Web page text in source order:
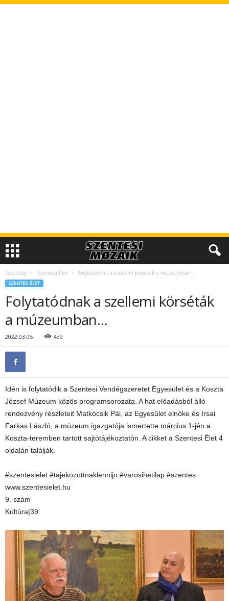
Kezdőlap Szentesi Élet Folytatódnak a szellemi körséták a múzeumban…
SZENTESI ÉLET
Folytatódnak a szellemi körséták
a múzeumban…
2022.03.05. 439
Idén is folytatódik a Szentesi Vendégszeretet Egyesület és a Koszta
József Múzeum közös programsorozata. A hat előadásból álló
rendezvény részleteit Matkócsik Pál, az Egyesület elnöke és Irsai
Farkas László, a múzeum igazgatója ismertette március 1-jén a
Koszta-teremben tartott sajtótájékoztatón. A cikket a Szentesi Élet 4
oldalán találják.
#szentesielet #tajekozottnaklennijo #varosihetilap #szentes
www.szentesielet.hu
9. szám
Kultúra|39